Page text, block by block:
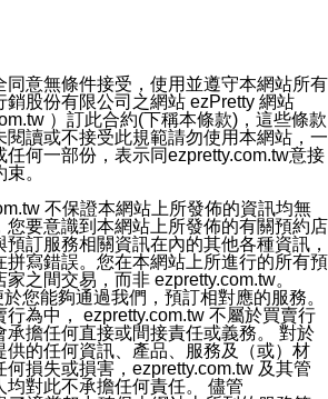
同意無條件接受，使用並遵守本網站所有
銷股份有限公司之網站 ezPretty 網站
）訂此合約(下稱本條款)，這些條款
閱讀或不接受此規範請勿使用本網站，一
任何一部份，表示同ezpretty.com.tw意接
。
不保證本網站上所發佈的資訊均無
您要意識到本網站上所發佈的有關預約店
訂服務相關資訊在內的其他各種資訊，
拼寫錯誤。您在本網站上所進行的所有預
之間交易，而非 ezpretty.com.tw。
您能夠通過我們，預訂相對應的服務。
為中， ezpretty.com.tw 不屬於買賣行
承擔任何直接或間接責任或義務。 對於
供的任何資訊、產品、服務及（或）材
損失或損害，ezpretty.com.tw 及其管
對此不承擔任何責任。 儘管